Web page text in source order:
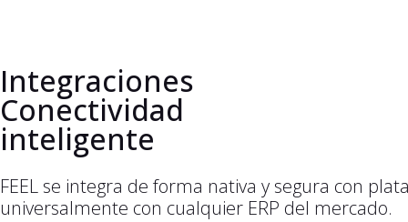
Integraciones
Conectividad
inteligente
FEEL se integra de forma nativa y segura con
universalmente con cualquier ERP del mercado.